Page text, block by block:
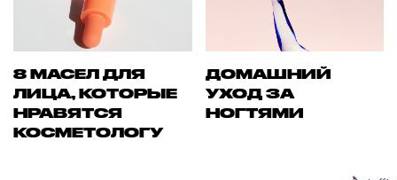
8 МАСЕЛ ДЛЯ
ЛИЦА, КОТОРЫЕ
НРАВЯТСЯ
КОСМЕТОЛОГУ
ДОМАШНИЙ
УХОД ЗА
НОГТЯМИ